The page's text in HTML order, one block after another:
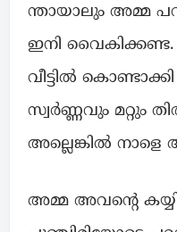
ന്തായാലും അമ്മ
ഇനി
വീട്ടിൽ
സ്വർണ്ണവും മറ്റും
അല്ലെങ്കിൽ നാളെ
അമ്മ അവന്റെ